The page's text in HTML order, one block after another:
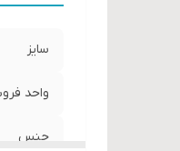
سایز
واحد
جنس